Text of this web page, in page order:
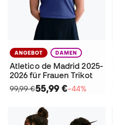
ANGEBOT DAMEN
Atletico de Madrid 2025-
2026 für Frauen Trikot
99,99 €55,99 €−44%